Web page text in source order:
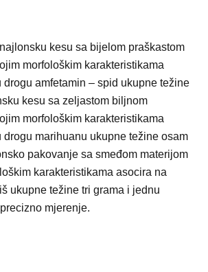
kesu sa bijelom praškastom
morfološkim karakteristikama
amfetamin – spid ukupne težine
kesu sa zeljastom biljnom
morfološkim karakteristikama
marihuanu ukupne težine osam
pakovanje sa smeđom materijom
karakteristikama asocira na
ukupne težine tri grama i jednu
mjerenje.